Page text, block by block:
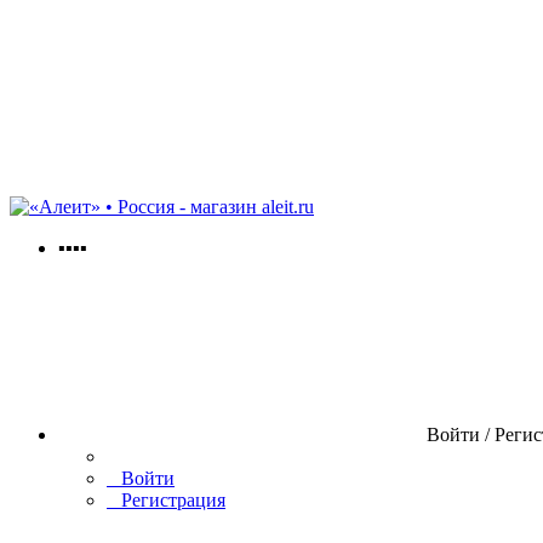
aleit.ru
▪▪▪▪
Войти /
Войти
Регистрация